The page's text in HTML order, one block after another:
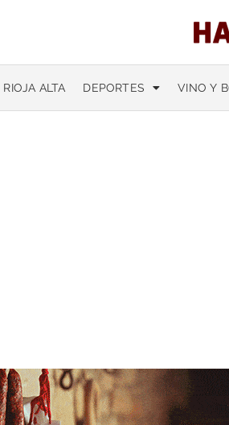
RIOJA ALTA DEPORTES VINO Y